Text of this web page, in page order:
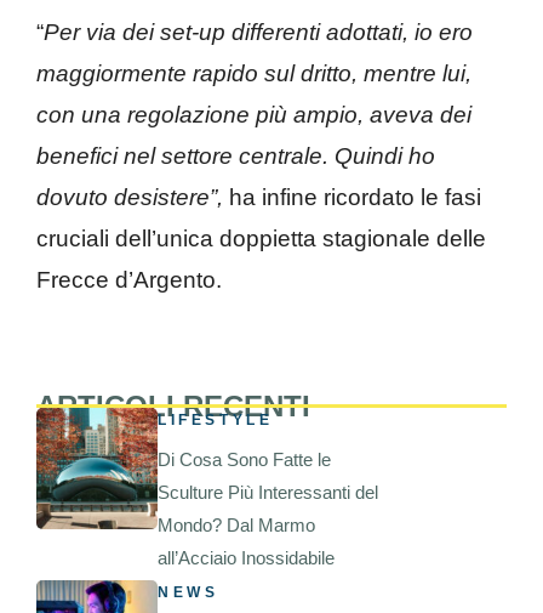
“Per via dei set-up differenti adottati, io ero
maggiormente rapido sul dritto, mentre lui,
con una regolazione più ampio, aveva dei
benefici nel settore centrale. Quindi ho
dovuto desistere”, ha infine ricordato le fasi
cruciali dell’unica doppietta stagionale delle
Frecce d’Argento.
ARTICOLI RECENTI
LIFESTYLE
Di Cosa Sono Fatte le
Sculture Più Interessanti del
Mondo? Dal Marmo
all’Acciaio Inossidabile
NEWS